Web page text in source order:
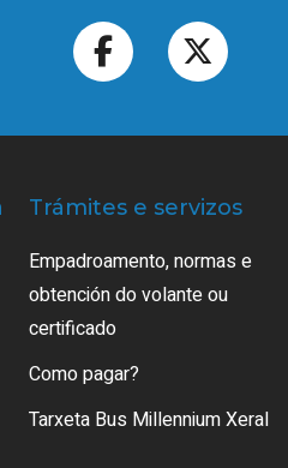
Trámites e servizos
Empadroamento, normas e
obtención do volante ou
certificado
Como pagar?
Tarxeta Bus Millennium Xeral